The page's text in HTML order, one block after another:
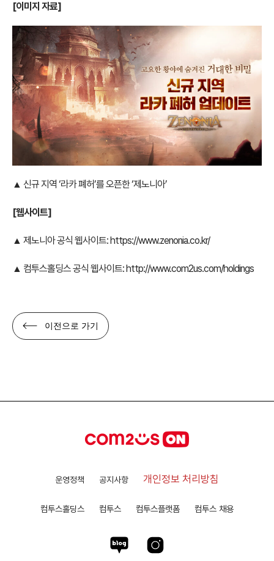
[이미지 자료]
▲ 신규 지역 ‘라카 폐허’를 오픈한 ‘제노니아’
[웹사이트]
▲ 제노니아 공식 웹사이트: https://www.zenonia.co.kr/
▲ 컴투스홀딩스 공식 웹사이트: http://www.com2us.com/holdings
이전으로 가기
운영정책 공지사항 개인정보 처리방침
컴투스홀딩스 컴투스 컴투스플랫폼 컴투스 채용